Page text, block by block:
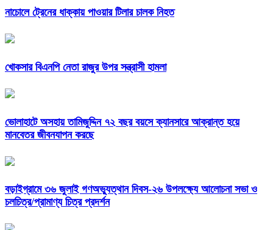
নাচোলে ট্রেনের ধাক্কায় পাওয়ার টিলার চালক নিহত
খোকসার বিএনপি নেতা রাজুর উপর সন্ত্রাসী হামলা
ভোলাহাটে অসহায় তামিজুদ্দিন ৭২ বছর বয়সে ক্যানসারে আক্রান্ত হয়ে
মানবেতর জীবনযাপন করছে
বড়াইগ্রামে ৩৬ জুলাই গণঅভ্যুত্থান দিবস-২৬ উপলক্ষ্যে আলোচনা সভা ও
চলচিত্র/প্রামাণ্য চিত্র প্রদর্শন